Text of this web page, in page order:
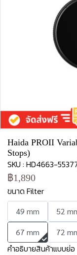
Haida PROII
Stops)
SKU : HD4663-
฿1,890
ขนาด Filter
49 mm 52
67 mm
72
คำอธิบายสินค้าแบบย่อ